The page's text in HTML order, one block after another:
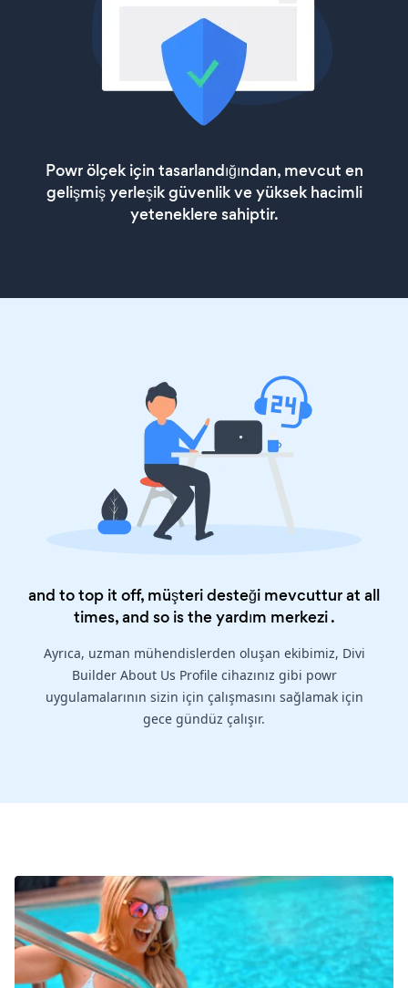
Powr ölçek için tasarlandığından, mevcut en
gelişmiş yerleşik güvenlik ve yüksek hacimli
yeteneklere sahiptir.
and to top it off, müşteri desteği mevcuttur at all
times, and so is theyardım merkezi.
Ayrıca, uzman mühendislerden oluşan ekibimiz, Divi
Builder About Us Profile cihazınız gibi powr
uygulamalarının sizin için çalışmasını sağlamak için
gece gündüz çalışır.